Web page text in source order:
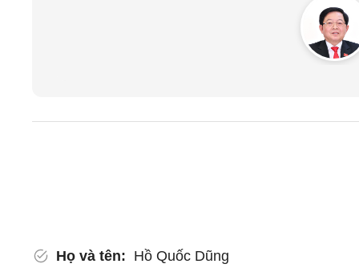
Họ và tên: Hồ Quốc Dũng